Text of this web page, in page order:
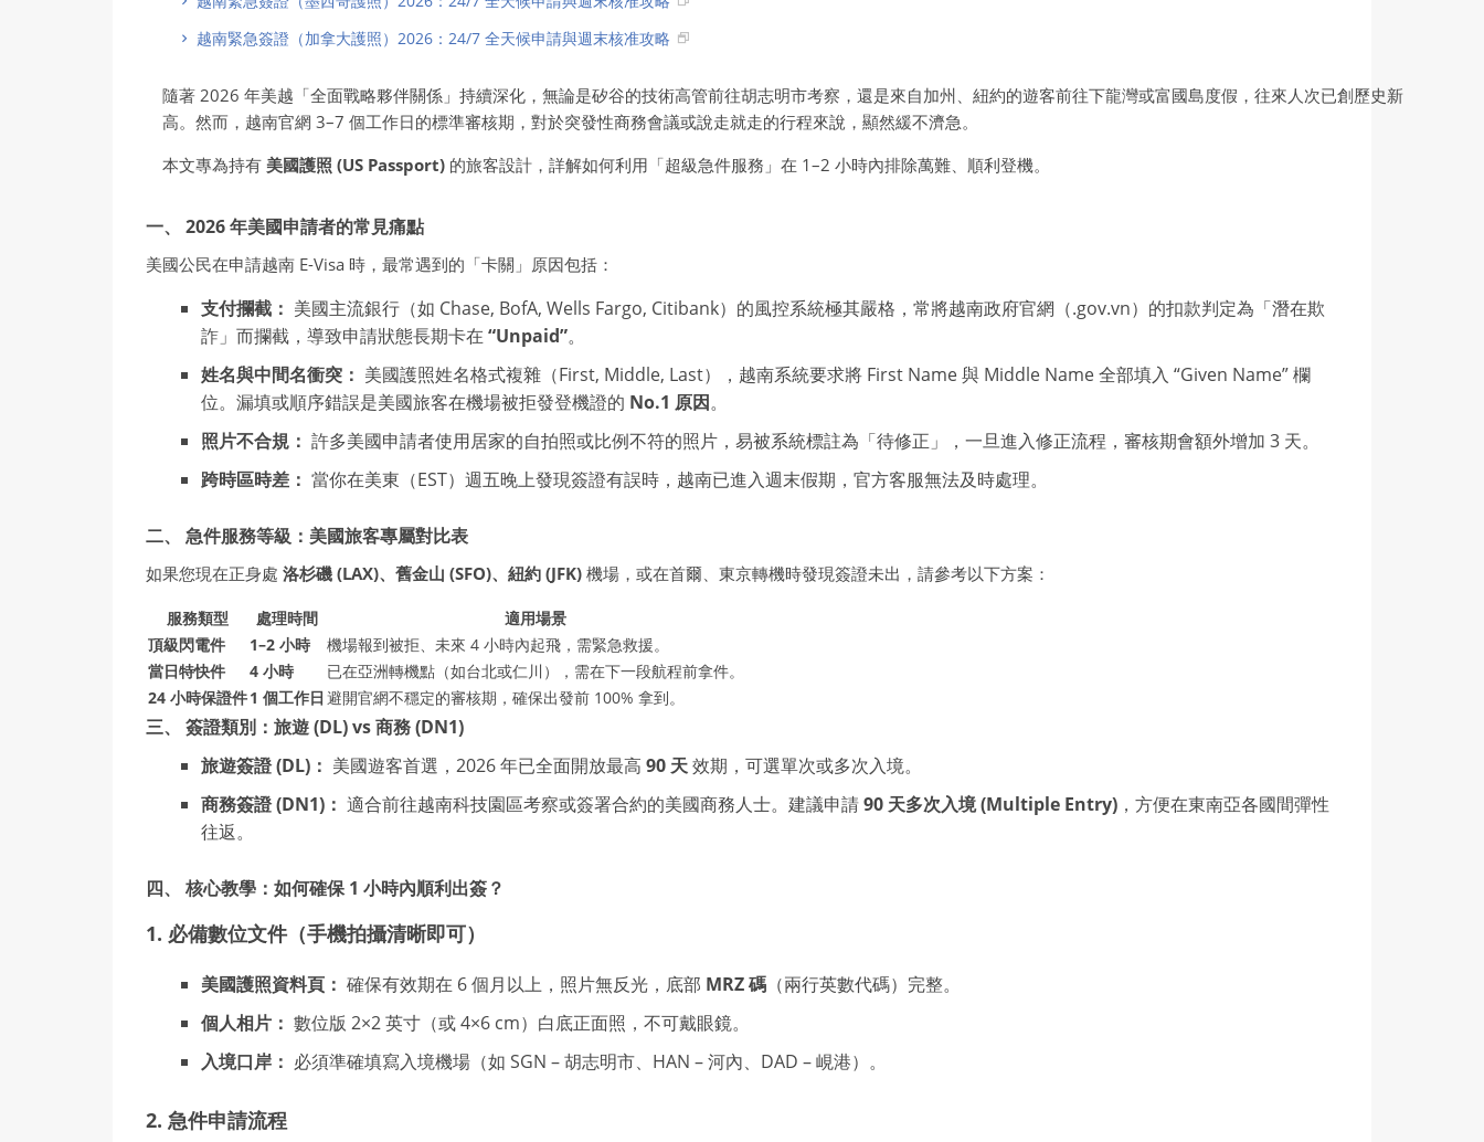
越南緊急簽證（加拿大護照）2026：24/7 全天候申請與週末核准攻略
隨著 2026 年美越「全面戰略夥伴關係」持續深化，無論是矽谷的技術高管前往胡志明市考察，還是來自加州、紐約的遊客前往下龍灣或富國島度假，往來人次已創歷史新
高。然而，越南官網 3–7 個工作日的標準審核期，對於突發性商務會議或說走就走的行程來說，顯然緩不濟急。
本文專為持有美國護照 (US Passport) 的旅客設計，詳解如何利用「超級急件服務」在 1–2 小時內排除萬難、順利登機。
一、 2026 年美國申請者的常見痛點
美國公民在申請越南 E-Visa 時，最常遇到的「卡關」原因包括：
支付攔截： 美國主流銀行（如 Chase, BofA, Wells Fargo, Citibank）的風控系統極其嚴格，常將越南政府官網（.gov.vn）的扣款判定為「潛在欺
詐」而攔截，導致申請狀態長期卡在 “Unpaid”。
姓名與中間名衝突： 美國護照姓名格式複雜（First, Middle, Last），越南系統要求將 First Name 與 Middle Name 全部填入 “Given Name” 欄
位。漏填或順序錯誤是美國旅客在機場被拒發登機證的 No.1 原因。
照片不合規： 許多美國申請者使用居家的自拍照或比例不符的照片，易被系統標註為「待修正」，一旦進入修正流程，審核期會額外增加 3 天。
跨時區時差： 當你在美東（EST）週五晚上發現簽證有誤時，越南已進入週末假期，官方客服無法及時處理。
二、 急件服務等級：美國旅客專屬對比表
如果您現在正身處 洛杉磯 (LAX)、舊金山 (SFO)、紐約 (JFK)機場，或在首爾、東京轉機時發現簽證未出，請參考以下方案：
服務類型 處理時間
適用場景
頂級閃電件
1–2 小時
機場報到被拒、未來 4 小時內起飛，需緊急救援。
當日特快件
4 小時
已在亞洲轉機點（如台北或仁川），需在下一段航程前拿件。
24 小時保證件1 個工作日 避開官網不穩定的審核期，確保出發前 100% 拿到。
三、 簽證類別：旅遊 (DL) vs 商務 (DN1)
旅遊簽證 (DL)： 美國遊客首選，2026 年已全面開放最高 90 天效期，可選單次或多次入境。
商務簽證 (DN1)： 適合前往越南科技園區考察或簽署合約的美國商務人士。建議申請90 天多次入境 (Multiple Entry) ，方便在東南亞各國間彈性
往返。
四、 核心教學：如何確保 1 小時內順利出簽？
1. 必備數位文件（手機拍攝清晰即可）
美國護照資料頁： 確保有效期在 6 個月以上，照片無反光，底部 MRZ 碼 （兩行英數代碼）完整。
個人相片： 數位版 2×2 英寸（或 4×6 cm）白底正面照，不可戴眼鏡。
入境口岸： 必須準確填寫入境機場（如 SGN – 胡志明市、HAN – 河內、DAD – 峴港）。
2. 急件申請流程